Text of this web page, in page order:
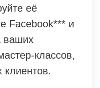
её
Facebook*** и
ваших
классов,
клиентов.